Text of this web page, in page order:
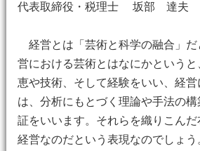
代表取締役・税理士 坂部 達夫
経営とは「芸術と科学の融合」だ
営における芸術とはなにかという
恵や技術、そして経験をいい、経営
は、分析にもとづく理論や手法の
証をいいます。それらを織りこん
経営なのだという表現なのでしょう